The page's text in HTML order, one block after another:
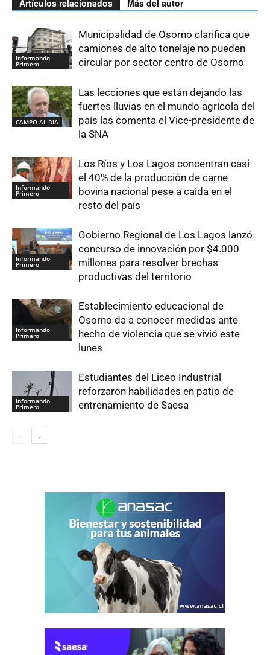
Artículos relacionados Más del autor
Informando
Primero
Municipalidad de Osorno clarifica que
camiones de alto tonelaje no pueden
circular por sector centro de Osorno
CAMPO AL DIA
Las lecciones que están dejando las
fuertes lluvias en el mundo agrícola del
país las comenta el Vice-presidente de
la SNA
Informando
Primero
Los Ríos y Los Lagos concentran casi
el 40% de la producción de carne
bovina nacional pese a caída en el
resto del país
Informando
Primero
Gobierno Regional de Los Lagos lanzó
concurso de innovación por $4.000
millones para resolver brechas
productivas del territorio
Informando
Primero
Establecimiento educacional de
Osorno da a conocer medidas ante
hecho de violencia que se vivió este
lunes
Informando
Primero
Estudiantes del Liceo Industrial
reforzaron habilidades en patio de
entrenamiento de Saesa